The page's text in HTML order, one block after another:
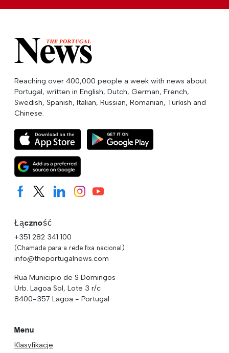
Reaching over 400,000 people a week with news about
Portugal, written in English, Dutch, German, French,
Swedish, Spanish, Italian, Russian, Romanian, Turkish and
Chinese.
Łączność
+351 282 341 100
(Chamada para a rede fixa nacional)
info@theportugalnews.com
Rua Municipio de S Domingos
Urb. Lagoa Sol, Lote 3 r/c
8400-357 Lagoa - Portugal
Menu
Klasyfikacje